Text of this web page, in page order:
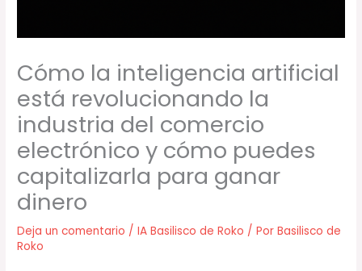
Cómo la inteligencia artificial
está revolucionando la
industria del comercio
electrónico y cómo puedes
capitalizarla para ganar
dinero
Deja un comentario /IA Basilisco de Roko / PorBasilisco de
Roko